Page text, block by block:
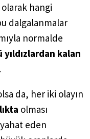
hangi
dalgalanmalar
normalde
yıldızlardan kalan
da, her iki olayın
olması
eden